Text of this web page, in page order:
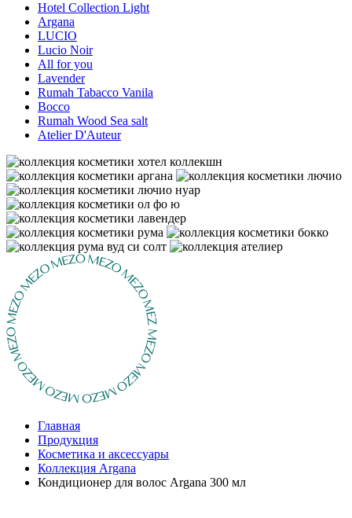
Hotel Collection Light
Argana
LUCIO
Lucio Noir
All for you
Lavender
Rumah Tabacco Vanila
Bocco
Rumah Wood Sea salt
Atelier D'Auteur
Главная
Продукция
Косметика и аксессуары
Коллекция Argana
Кондиционер для волос Argana 300 мл